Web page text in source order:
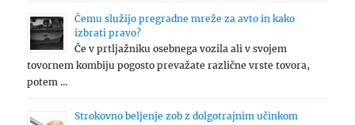
Čemu služijo pregradne mreže za avto in kako
izbrati pravo?
Če v prtljažniku osebnega vozila ali v svojem
tovornem kombiju pogosto prevažate različne vrste tovora,
potem …
Strokovno beljenje zob z dolgotrajnim učinkom